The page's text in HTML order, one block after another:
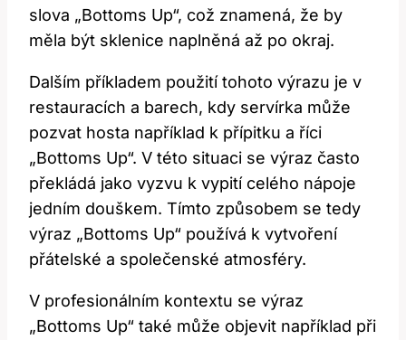
slova „Bottoms Up“, což znamená, že by
měla být sklenice naplněná až po okraj.
Dalším příkladem použití tohoto výrazu je v
restauracích a barech, kdy servírka může
pozvat hosta například k přípitku a říci
„Bottoms Up“. V této situaci se výraz často
překládá jako vyzvu k vypití celého nápoje
jedním douškem. Tímto způsobem se tedy
výraz „Bottoms Up“ používá k vytvoření
přátelské a společenské atmosféry.
V profesionálním kontextu se výraz
„Bottoms Up“ také může objevit například při